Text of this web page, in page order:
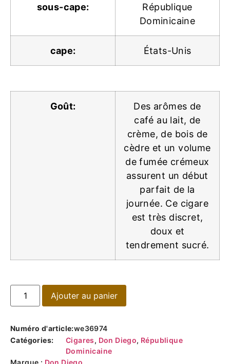
sous-cape:
République
Dominicaine
cape: États-Unis
Goût:
Des arômes de
café au lait, de
crème, de bois de
cèdre et un volume
de fumée crémeux
assurent un début
parfait de la
journée. Ce cigare
est très discret,
doux et
tendrement sucré.
Ajouter au panier
Numéro d'article:we36974
Catégories:
Cigares, Don Diego, République
Dominicaine